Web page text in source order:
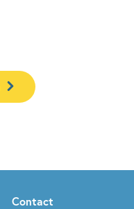
Contact